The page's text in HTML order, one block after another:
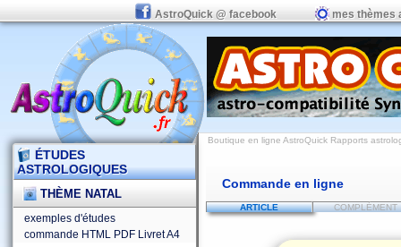
AstroQuick @ facebook mes thèmes
ÉTUDES
ASTROLOGIQUES
THÈME NATAL
exemples d'études
commande HTML PDF Livret A4
Boutique en ligne AstroQuick Rapports
Commande en ligne
ARTICLE COMPLÉMENT